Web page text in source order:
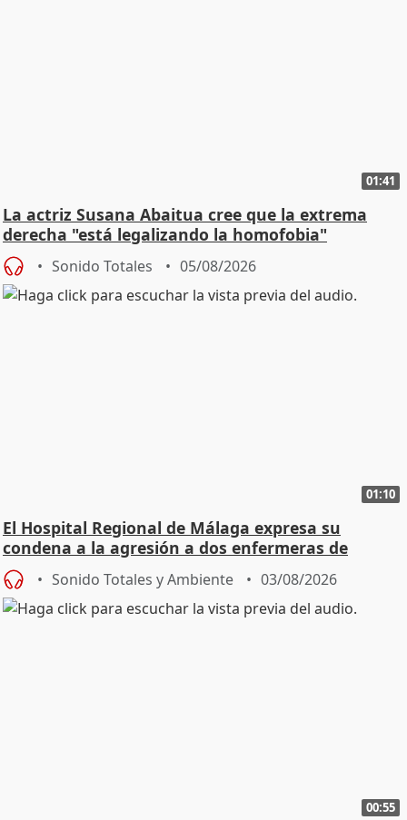
01:41
La actriz Susana Abaitua cree que la extrema
derecha "está legalizando la homofobia"
Sonido Totales 05/08/2026
01:10
El Hospital Regional de Málaga expresa su
condena a la agresión a dos enfermeras de
Urgencias
Sonido Totales y Ambiente 03/08/2026
00:55